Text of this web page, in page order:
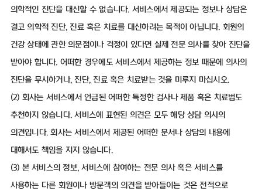
의학적인 진단을 대신할 수 없습니다. 서비스에서 제공되는 정보나 상담은
결코 의학적 진단, 진료 혹은 치료를 대신하려는 목적이 아닙니다. 회원의
건강 상태에 관한 의문점이나 걱정이 있다면 실제 전문 의사를 찾아 진단을
받아야 합니다. 어떠한 경우에도 서비스에서 제공하는 정보 때문에 의사의
진단을 무시하거나, 진단, 진료 혹은 치료받는 것을 미루지 마십시오.
(2) 회사는 서비스에서 언급된 어떠한 특정한 검사나 제품 혹은 치료법도
추천하지 않습니다. 서비스에 표현된 의견은 모두 해당 상담 의사의
의견입니다. 회사는 서비스에서 제공된 어떠한 문서나 상담의 내용에
대해서도 책임을 지지 않습니다.
(3) 본 서비스의 정보, 서비스에 참여하는 전문 의사 혹은 서비스를
사용하는 다른 회원이나 방문객의 의견을 받아들이는 것은 전적으로